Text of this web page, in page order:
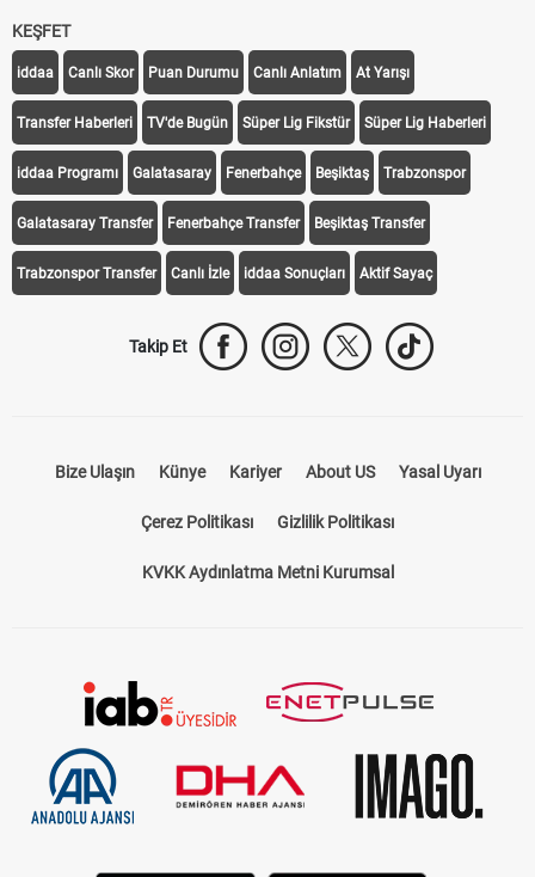
KEŞFET
iddaa Canlı Skor Puan Durumu Canlı Anlatım At Yarışı
Transfer Haberleri TV'de Bugün Süper Lig Fikstür Süper Lig Haberleri
iddaa Programı Galatasaray Fenerbahçe Beşiktaş Trabzonspor
Galatasaray Transfer Fenerbahçe Transfer Beşiktaş Transfer
Trabzonspor Transfer Canlı İzle iddaa Sonuçları Aktif Sayaç
Takip Et
Bize Ulaşın Künye Kariyer About US Yasal Uyarı
Çerez Politikası Gizlilik Politikası
KVKK Aydınlatma Metni Kurumsal